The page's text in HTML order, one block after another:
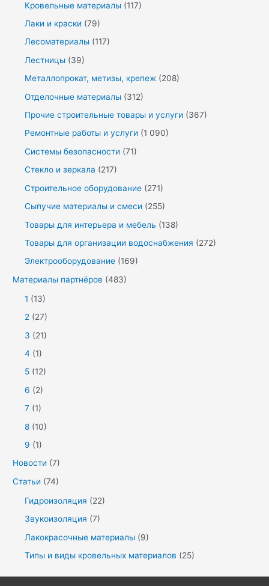
Кровельные материалы (117)
Лаки и краски (79)
Лесоматериалы (117)
Лестницы (39)
Металлопрокат, метизы, крепеж (208)
Отделочные материалы (312)
Прочие строительные товары и услуги (367)
Ремонтные работы и услуги (1 090)
Системы безопасности (71)
Стекло и зеркала (217)
Строительное оборудование (271)
Сыпучие материалы и смеси (255)
Товары для интерьера и мебель (138)
Товары для организации водоснабжения (272)
Электрооборудование (169)
Материалы партнёров (483)
1 (13)
2 (27)
3 (21)
4 (1)
5 (12)
6 (2)
7 (1)
8 (10)
9 (1)
Новости (7)
Статьи (74)
Гидроизоляция (22)
Звукоизоляция (7)
Лакокрасочные материалы (9)
Типы и виды кровельных материалов (25)